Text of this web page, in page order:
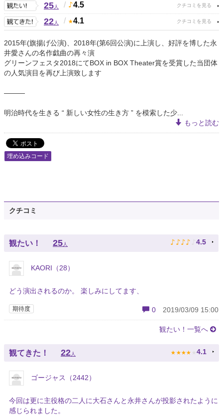
25人 / 4.5
22人 / 4.1
2015年(旗揚げ公演)、2018年(第6回公演)に上演し、好評を博した永
井愛さんの名作戯曲の再々演
グリーンフェスタ2018にてBOX in BOX Theater賞を受賞した当団体
の人気演目を再び上演致します
———
明治時代を生きる “ 新しい女性の生き方 ” を模索した少...
もっと読む
埋め込みコード
クチコミ
観たい！ 25人 ♪ ♪ ♪ ♪ ♪ 4.5
KAORI（28）
どう演出されるのか。 楽しみにしてます、
期待度 0 2019/03/09 15:00
観たい！一覧へ
観てきた！ 22 人 ★ ★ ★ ★ ★ 4.1
ゴージャス（2442）
今回は更に主役格の二人に大石さんと永井さんが投影されたように
感じられました。